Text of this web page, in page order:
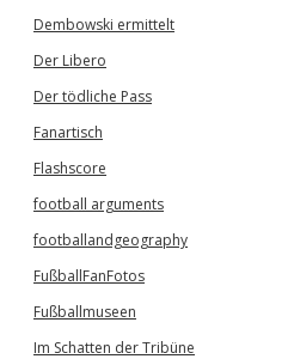
Dembowski ermittelt
Der Libero
Der tödliche Pass
Fanartisch
Flashscore
football arguments
footballandgeography
FußballFanFotos
Fußballmuseen
Im Schatten der Tribüne